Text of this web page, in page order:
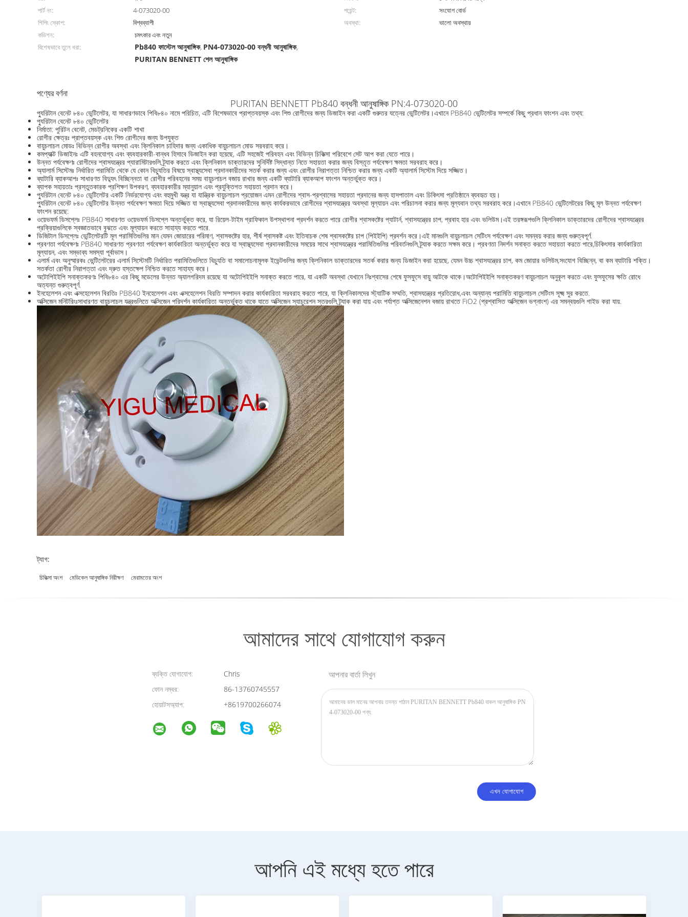
পার্ট নং:
4-073020-00 পয়েন্ট:
সংযোগ বোর্ড
শিপিং স্কোপ:
বিশ্বব্যাপী অবস্থা:
ভালো অবস্থায়
কডিশন:
চমৎকার এবং নতুন
বিশেষভাবে তুলে ধরা:
Pb840 ফাস্টেল আনুষাঙ্গিক, PN4-073020-00 বন্ধনী আনুষাঙ্গিক,
PURITAN BENNETT শেল আনুষাঙ্গিক
পণ্যের বর্ণনা
PURITAN BENNETT Pb840 বন্ধনী আনুষাঙ্গিক PN:4-073020-00
প্যুরিটান বেনেট ৮৪০ ভেন্টিলেটর, যা সাধারণভাবে পিবি৮৪০ নামে পরিচিত, এটি বিশেষভাবে প্রাপ্তবয়স্ক এবং শিশু রোগীদের জন্য ডিজাইন করা একটি গুরুতর যত্নের ভেন্টিলেটর।এখানে PB840 ভেন্টিলেটর সম্পর্কে কিছু প্রধান ফাংশন এবং তথ্য:
প্যুরিটান বেনেট ৮৪০ ভেন্টিলেটর
নির্মাতা: পুরিটন বেনেট, মেডট্রনিকের একটি শাখা
রোগীর ক্ষেত্রঃ প্রাপ্তবয়স্ক এবং শিশু রোগীদের জন্য উপযুক্ত
বায়ুচলাচল মোডঃ বিভিন্ন রোগীর অবস্থা এবং ক্লিনিকাল চাহিদার জন্য একাধিক বায়ুচলাচল মোড সরবরাহ করে।
কমপ্যাক্ট ডিজাইনঃ এটি বহনযোগ্য এবং ব্যবহারকারী-বান্ধব হিসাবে ডিজাইন করা হয়েছে, এটি সহজেই পরিবহন এবং বিভিন্ন চিকিত্সা পরিবেশে সেট আপ করা যেতে পারে।
উন্নত পর্যবেক্ষণঃ রোগীদের শ্বাসযন্ত্রের প্যারামিটারগুলি ট্র্যাক করতে এবং ক্লিনিকাল ডাক্তারদের সুনির্দিষ্ট সিদ্ধান্ত নিতে সহায়তা করার জন্য বিস্তৃত পর্যবেক্ষণ ক্ষমতা সরবরাহ করে।
অ্যালার্ম সিস্টেমঃ নির্ধারিত পরামিতি থেকে যে কোন বিচ্যুতির বিষয়ে স্বাস্থ্যসেবা প্রদানকারীদের সতর্ক করার জন্য এবং রোগীর নিরাপত্তা নিশ্চিত করার জন্য একটি অ্যালার্ম সিস্টেম দিয়ে সজ্জিত।
ব্যাটারি ব্যাকআপঃ সাধারণত বিদ্যুৎ বিচ্ছিন্নতা বা রোগীর পরিবহনের সময় বায়ুচলাচল বজায় রাখার জন্য একটি ব্যাটারি ব্যাকআপ ফাংশন অন্তর্ভুক্ত করে।
ব্যাপক সহায়তাঃ প্রস্তুতকারক প্রশিক্ষণ উপকরণ, ব্যবহারকারীর ম্যানুয়াল এবং প্রযুক্তিগত সহায়তা প্রদান করে।
প্যুরিটান বেনেট ৮৪০ ভেন্টিলেটর একটি নির্ভরযোগ্য এবং বহুমুখী যন্ত্র যা যান্ত্রিক বায়ুচলাচল প্রয়োজন এমন রোগীদের শ্বাস-প্রশ্বাসের সহায়তা প্রদানের জন্য হাসপাতাল এবং চিকিৎসা প্রতিষ্ঠানে ব্যবহৃত হয়।
প্যুরিটান বেনেট ৮৪০ ভেন্টিলেটর উন্নত পর্যবেক্ষণ ক্ষমতা দিয়ে সজ্জিত যা স্বাস্থ্যসেবা প্রদানকারীদের জন্য কার্যকরভাবে রোগীদের শ্বাসযন্ত্রের অবস্থা মূল্যায়ন এবং পরিচালনা করার জন্য মূল্যবান তথ্য সরবরাহ করে।এখানে PB840 ভেন্টিলেটরের কিছু মূল উন্নত পর্যবেক্ষণ
ফাংশন রয়েছে:
ওয়েভফর্ম ডিসপ্লেঃ PB840 সাধারণত ওয়েভফর্ম ডিসপ্লে অন্তর্ভুক্ত করে, যা রিয়েল-টাইম গ্রাফিকাল উপস্থাপনা প্রদর্শন করতে পারে রোগীর শ্বাসকষ্টের প্যাটার্ন, শ্বাসযন্ত্রের চাপ, প্রবাহ হার এবং ভলিউম।এই তরঙ্গরূপগুলি ক্লিনিকাল ডাক্তারদের রোগীদের শ্বাসযন্ত্রের
প্রক্রিয়াগুলিকে স্বজ্ঞাতভাবে বুঝতে এবং মূল্যায়ন করতে সাহায্য করতে পারে.
ডিজিটাল ডিসপ্লেঃ ভেন্টিলেটরটি মূল পরামিতিগুলির মান যেমন জোয়ারের পরিমাণ, শ্বাসকষ্টের হার, শীর্ষ শ্বাসকষ্ট এবং ইতিবাচক শেষ শ্বাসকষ্টের চাপ (পিইইপি) প্রদর্শন করে।এই মানগুলি বায়ুচলাচল সেটিংস পর্যবেক্ষণ এবং সমন্বয় করার জন্য গুরুত্বপূর্ণ.
প্রবণতা পর্যবেক্ষণঃ PB840 সাধারণত প্রবণতা পর্যবেক্ষণ কার্যকারিতা অন্তর্ভুক্ত করে যা স্বাস্থ্যসেবা প্রদানকারীদের সময়ের সাথে শ্বাসযন্ত্রের পরামিতিগুলির পরিবর্তনগুলি ট্র্যাক করতে সক্ষম করে। প্রবণতা নিদর্শন সনাক্ত করতে সহায়তা করতে পারে,চিকিৎসার কার্যকারিতা
মূল্যায়ন, এবং সম্ভাব্য সমস্যা পূর্বাভাস।
এলার্ম এবং অনুস্মারকঃ ভেন্টিলেটরের এলার্ম সিস্টেমটি নির্ধারিত পরামিতিগুলিতে বিচ্যুতি বা সমালোচনামূলক ইভেন্টগুলির জন্য ক্লিনিকাল ডাক্তারদের সতর্ক করার জন্য ডিজাইন করা হয়েছে, যেমন উচ্চ শ্বাসযন্ত্রের চাপ, কম জোয়ার ভলিউম,সংযোগ বিচ্ছিন্ন, বা কম ব্যাটারি শক্তি।
সতর্কতা রোগীর নিরাপত্তা এবং দ্রুত হস্তক্ষেপ নিশ্চিত করতে সাহায্য করে।
অটোপিইইপি সনাক্তকরণঃ পিবি৮৪০ এর কিছু মডেলের উন্নত অ্যালগরিদম রয়েছে যা অটোপিইইপি সনাক্ত করতে পারে, যা একটি অবস্থা যেখানে নিঃশ্বাসের শেষে ফুসফুসে বায়ু আটকে থাকে।অটোপিইইপি সনাক্তকরণ বায়ুচলাচল অনুকূল করতে এবং ফুসফুসের ক্ষতি রোধে
অত্যন্ত গুরুত্বপূর্ণ.
ইনহেলেশন এবং এক্সহেলেশন বিরতিঃ PB840 ইনহেলেশন এবং এক্সহেলেশন বিরতি সম্পাদন করার কার্যকারিতা সরবরাহ করতে পারে, যা ক্লিনিকালদের স্ট্যাটিক সম্মতি, শ্বাসযন্ত্রের প্রতিরোধ,এবং অন্যান্য পরামিতি বায়ুচলাচল সেটিংস সূক্ষ্ম সুর করতে.
অক্সিজেন মনিটরিংঃসাধারণত বায়ুচলাচল যন্ত্রগুলিতে অক্সিজেন পরিদর্শন কার্যকারিতা অন্তর্ভুক্ত থাকে যাতে অক্সিজেন স্যাচুরেশন স্তরগুলি ট্র্যাক করা যায় এবং পর্যাপ্ত অক্সিজেনেশন বজায় রাখতে FiO2 (প্রশ্বাসিত অক্সিজেন ভগ্নাংশ) এর সমন্বয়গুলি গাইড করা যায়.
ট্যাগ:
চিকিত্সা অংশ মেডিকেল আনুষাঙ্গিক নিরীক্ষণ মেরামতের অংশ
আমাদের সাথে যোগাযোগ করুন
ব্যক্তি যোগাযোগ:
Chris
ফোন নম্বর:
86-13760745557
হোয়াটসঅ্যাপ:
+8619700266074
আপনার বার্তা লিখুন
আপনি এই মধ্যে হতে পারে